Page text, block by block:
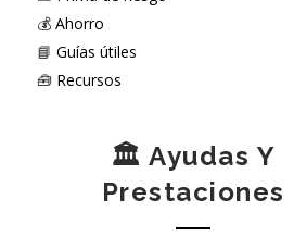
💰 Ahorro
📘 Guías útiles
🧰 Recursos
🏛️ Ayudas Y
Prestaciones